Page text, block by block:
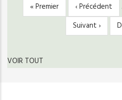
PAGINATION
Première
page
« Premier
Page
précédente
‹ Précédent
Page
suivante
Suivant ›
VOIR TOUT